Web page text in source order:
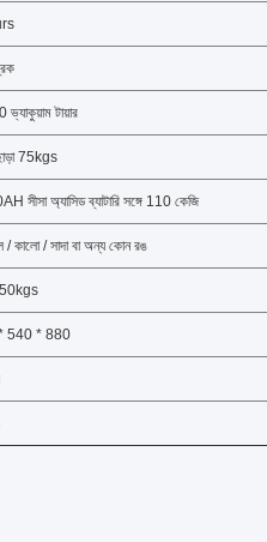
টায়ার
ছাড়া 75kgs
সীসা অ্যাসিড ব্যাটারি সঙ্গে 110 কেজি
/ কালো / সাদা বা অন্য কোন রঙ
540 * 880